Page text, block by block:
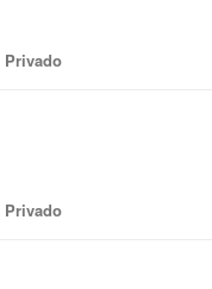
Privado
Privado